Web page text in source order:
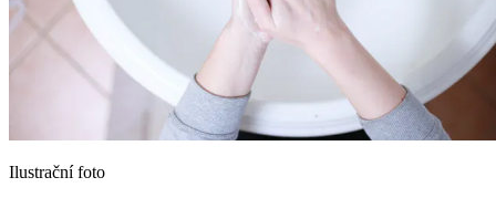
Ilustrační foto